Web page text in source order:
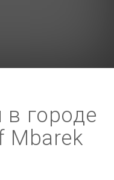
городе
Mbarek